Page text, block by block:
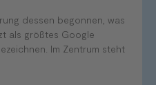
dessen begonnen, was
als größtes Google
Im Zentrum steht